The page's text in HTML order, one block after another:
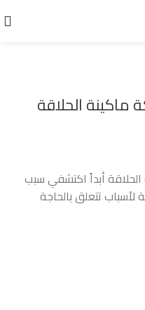
ماكينة الحلاقة
أبداً اكتشفي سبب
تتعلق بالحاجة